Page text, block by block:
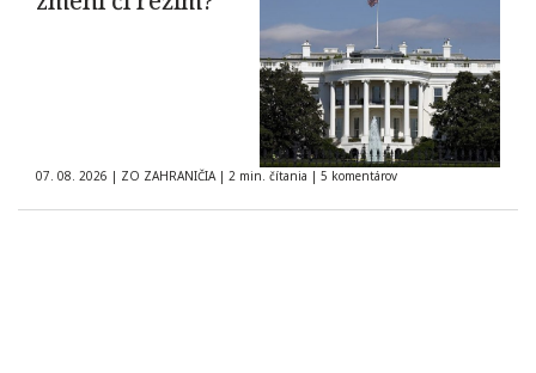
07. 08. 2026 | ZO ZAHRANIČIA | 2 min. čítania | 5 komentárov